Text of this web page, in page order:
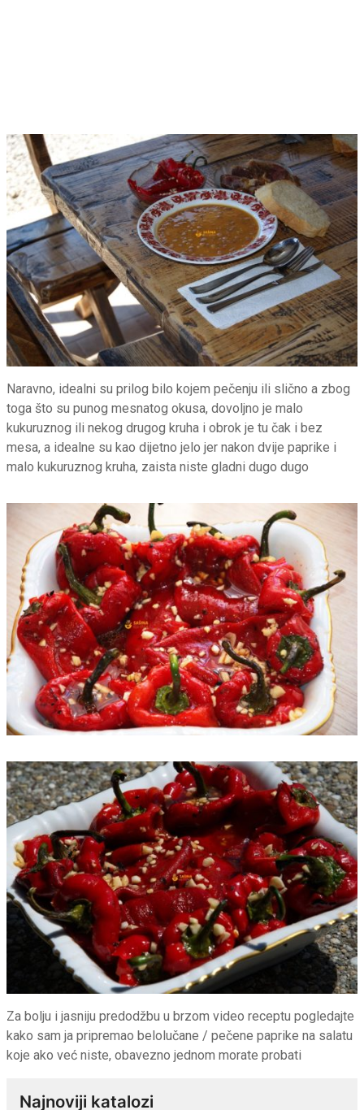
Naravno, idealni su prilog bilo kojem pečenju ili slično a zbog
toga što su punog mesnatog okusa, dovoljno je malo
kukuruznog ili nekog drugog kruha i obrok je tu čak i bez
mesa, a idealne su kao dijetno jelo jer nakon dvije paprike i
malo kukuruznog kruha, zaista niste gladni dugo dugo
Za bolju i jasniju predodžbu u brzom video receptu pogledajte
kako sam ja pripremao belolučane / pečene paprike na salatu
koje ako već niste, obavezno jednom morate probati